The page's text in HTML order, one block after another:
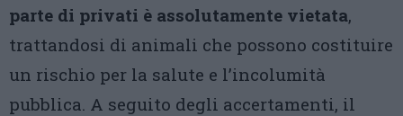
parte di privati è assolutamente vietata,
trattandosi di animali che possono costituire
un rischio per la salute e l’incolumità
pubblica. A seguito degli accertamenti, il